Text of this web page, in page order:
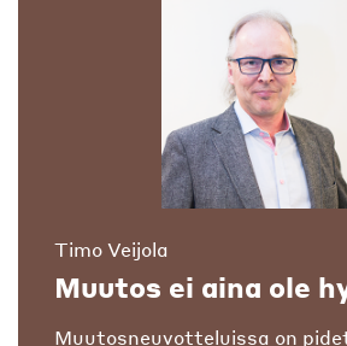
Timo Veijola
Muutos ei aina ole
Muutosneuvotteluissa on